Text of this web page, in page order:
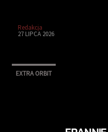
Redakcja
27 LIPCA 2026
EXTRA ORBIT